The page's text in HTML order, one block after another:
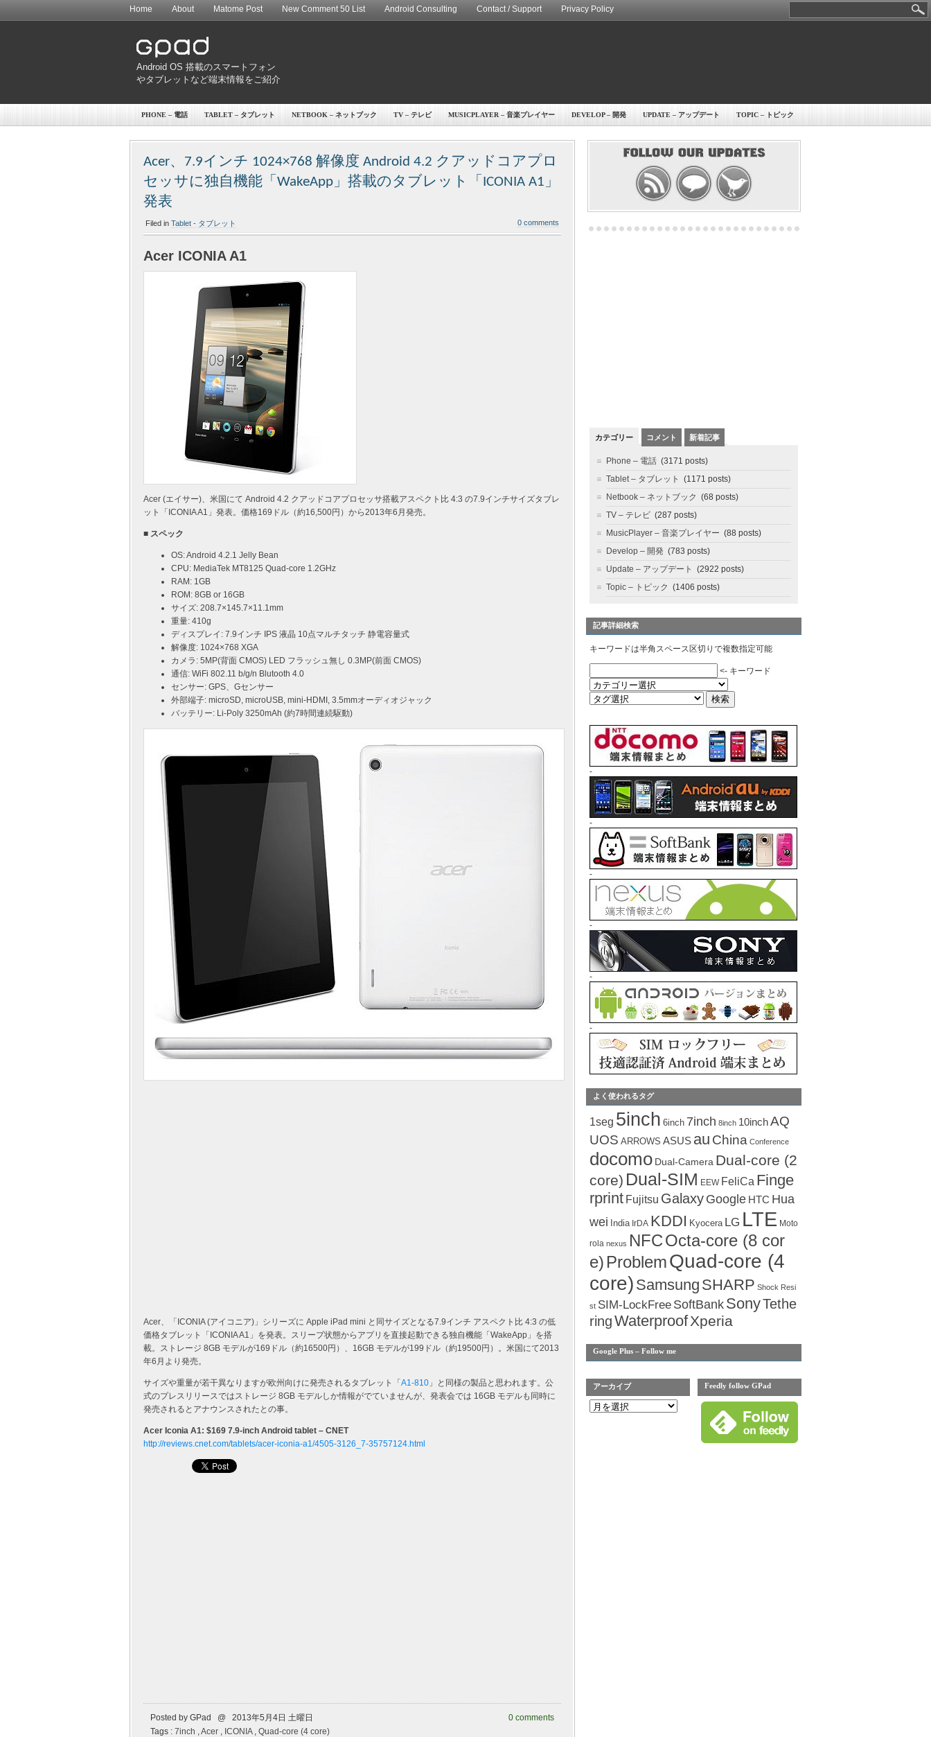
Home About Matome Post New Comment 50 List Android Consulting Contact / Support Privacy Policy
Android OS 搭載のスマートフォン
やタブレットなど端末情報をご紹介
PHONE – 電話 TABLET – タブレット NETBOOK – ネットブック TV – テレビ MUSICPLAYER – 音楽プレイヤー DEVELOP – 開発 UPDATE – アップデート TOPIC – トピック
Acer、7.9インチ 1024×768 解像度 Android 4.2 クアッドコアプロ
セッサに独自機能「WakeApp」搭載のタブレット「ICONIA A1」
発表
Filed in Tablet - タブレット 0 comments
Acer ICONIA A1
Acer (エイサー)、米国にて Android 4.2 クアッドコアプロセッサ搭載アスペクト比 4:3 の7.9インチサイズタブレ
ット「ICONIA A1」発表。価格169ドル（約16,500円）から2013年6月発売。
■ スペック
OS: Android 4.2.1 Jelly Bean
CPU: MediaTek MT8125 Quad-core 1.2GHz
RAM: 1GB
ROM: 8GB or 16GB
サイズ: 208.7×145.7×11.1mm
重量: 410g
ディスプレイ: 7.9インチ IPS 液晶 10点マルチタッチ 静電容量式
解像度: 1024×768 XGA
カメラ: 5MP(背面 CMOS) LED フラッシュ無し 0.3MP(前面 CMOS)
通信: WiFi 802.11 b/g/n Blutooth 4.0
センサー: GPS、Gセンサー
外部端子: microSD, microUSB, mini-HDMI, 3.5mmオーディオジャック
バッテリー: Li-Poly 3250mAh (約7時間連続駆動)
Acer、「ICONIA (アイコニア)」シリーズに Apple iPad mini と同サイズとなる7.9インチ アスペクト比 4:3 の低
価格タブレット「ICONIA A1」を発表。スリープ状態からアプリを直接起動できる独自機能「WakeApp」を搭
載。ストレージ 8GB モデルが169ドル（約16500円）、16GB モデルが199ドル（約19500円）。米国にて2013
年6月より発売。
サイズや重量が若干異なりますが欧州向けに発売されるタブレット「 A1-810 」と同様の製品と思われます。公
式のプレスリリースではストレージ 8GB モデルしか情報がでていませんが、発表会では 16GB モデルも同時に
発売されるとアナウンスされたとの事。
Acer Iconia A1: $169 7.9-inch Android tablet – CNET
http://reviews.cnet.com/tablets/acer-iconia-a1/4505-3126_7-35757124.html
Posted by GPad @ 2013年5月4日 土曜日
0 comments
Tags : 7inch ,Acer , ICONIA, Quad-core (4 core)
カテゴリー コメント 新着記事
Phone – 電話 (3171 posts)
Tablet – タブレット
(1171 posts)
Netbook – ネットブック (68 posts)
TV – テレビ (287 posts)
MusicPlayer – 音楽プレイヤー (88 posts)
Develop – 開発 (783 posts)
Update – アップデート
(2922 posts)
Topic – トピック (1406 posts)
記事詳細検索
キーワードは半角スペース区切りで複数指定可能
<- キーワード
-
-
-
-
-
-
よく使われるタグ
1seg 5inch 6inch 7inch 8inch 10inchAQ
UOS ARROWS ASUS au China Conference
docomo Dual-Camera Dual-core (2
core) Dual-SIM EEW FeliCa Finge
rprint Fujitsu Galaxy Google HTC Hua
wei India IrDA KDDI Kyocera LG LTE Moto
rola nexus NFCOcta-core (8 cor
e) ProblemQuad-core (4
core) Samsung SHARP Shock Resi
st SIM-LockFree SoftBank SonyTethe
ringWaterproofXperia
Google Plus – Follow me
アーカイブ Feedly follow GPad